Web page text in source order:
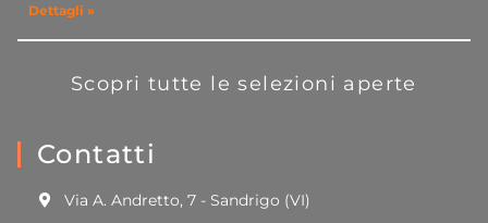
Dettagli »
Scopri tutte le selezioni aperte
Contatti
Via A. Andretto, 7 - Sandrigo (VI)